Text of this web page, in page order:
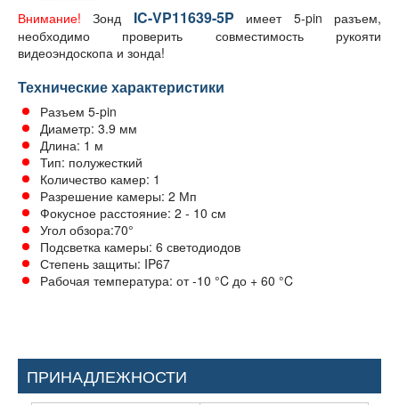
Внимание! Зонд IC-VP11639-5P имеет 5-pin разъем,
необходимо проверить совместимость рукояти
видеоэндоскопа и зонда!
Технические характеристики
Разъем 5-pin
Диаметр: 3.9 мм
Длина: 1 м
Тип: полужесткий
Количество камер: 1
Разрешение камеры: 2 Мп
Фокусное расстояние: 2 - 10 см
Угол обзора:70°
Подсветка камеры: 6 светодиодов
Степень защиты: IP67
Рабочая температура: от -10 °C до + 60 °C
ПРИНАДЛЕЖНОСТИ